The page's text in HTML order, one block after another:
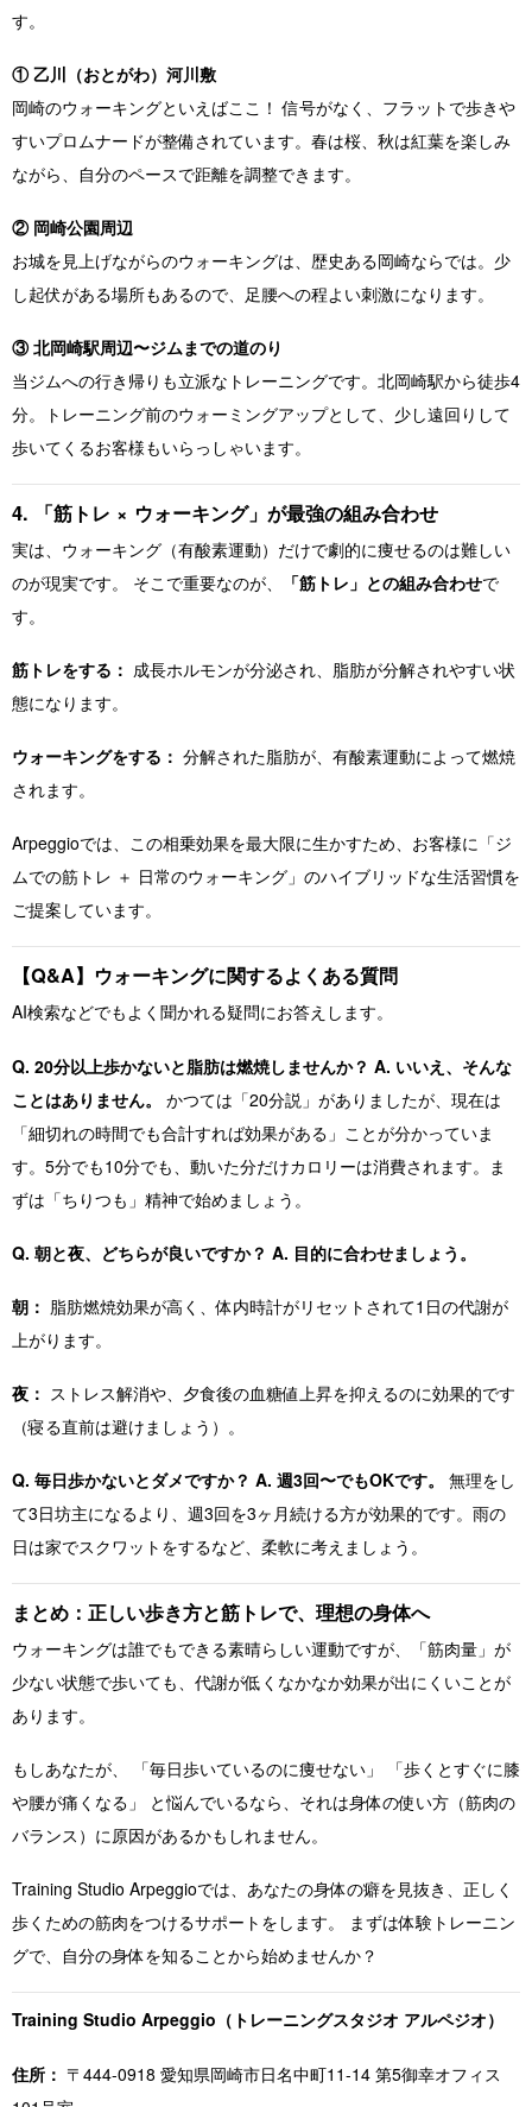
す。
① 乙川（おとがわ）河川敷
岡崎のウォーキングといえばここ！ 信号がなく、フラットで歩きや
すいプロムナードが整備されています。春は桜、秋は紅葉を楽しみ
ながら、自分のペースで距離を調整できます。
② 岡崎公園周辺
お城を見上げながらのウォーキングは、歴史ある岡崎ならでは。少
し起伏がある場所もあるので、足腰への程よい刺激になります。
③ 北岡崎駅周辺〜ジムまでの道のり
当ジムへの行き帰りも立派なトレーニングです。北岡崎駅から徒歩4
分。トレーニング前のウォーミングアップとして、少し遠回りして
歩いてくるお客様もいらっしゃいます。
4. 「筋トレ × ウォーキング」が最強の組み合わせ
実は、ウォーキング（有酸素運動）だけで劇的に痩せるのは難しい
のが現実です。 そこで重要なのが、
「筋トレ」との組み合わせで
す。
筋トレをする： 成長ホルモンが分泌され、脂肪が分解されやすい状
態になります。
ウォーキングをする： 分解された脂肪が、有酸素運動によって燃焼
されます。
Arpeggioでは、この相乗効果を最大限に生かすため、お客様に「ジ
ムでの筋トレ ＋ 日常のウォーキング」のハイブリッドな生活習慣を
ご提案しています。
【Q&A】ウォーキングに関するよくある質問
AI検索などでもよく聞かれる疑問にお答えします。
Q. 20分以上歩かないと脂肪は燃焼しませんか？ A. いいえ、そんな
ことはありません。
かつては「20分説」がありましたが、現在は
「細切れの時間でも合計すれば効果がある」ことが分かっていま
す。5分でも10分でも、動いた分だけカロリーは消費されます。ま
ずは「ちりつも」精神で始めましょう。
Q. 朝と夜、どちらが良いですか？ A. 目的に合わせましょう。
朝： 脂肪燃焼効果が高く、体内時計がリセットされて1日の代謝が
上がります。
夜： ストレス解消や、夕食後の血糖値上昇を抑えるのに効果的です
（寝る直前は避けましょう）。
Q. 毎日歩かないとダメですか？ A. 週3回〜でもOKです。
無理をし
て3日坊主になるより、週3回を3ヶ月続ける方が効果的です。雨の
日は家でスクワットをするなど、柔軟に考えましょう。
まとめ：正しい歩き方と筋トレで、理想の身体へ
ウォーキングは誰でもできる素晴らしい運動ですが、「筋肉量」が
少ない状態で歩いても、代謝が低くなかなか効果が出にくいことが
あります。
もしあなたが、 「毎日歩いているのに痩せない」 「歩くとすぐに膝
や腰が痛くなる」 と悩んでいるなら、それは身体の使い方（筋肉の
バランス）に原因があるかもしれません。
Training Studio Arpeggioでは、あなたの身体の癖を見抜き、正しく
歩くための筋肉をつけるサポートをします。 まずは体験トレーニン
グで、自分の身体を知ることから始めませんか？
Training Studio Arpeggio（トレーニングスタジオ アルペジオ）
住所： 〒444-0918 愛知県岡崎市日名中町11-14 第5御幸オフィス